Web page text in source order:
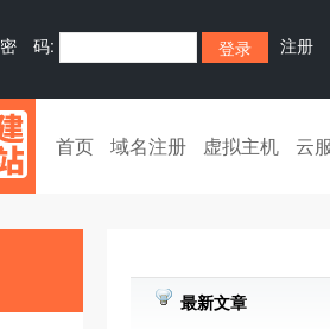
密 码: 注册
首页 域名注册 虚拟主机 云
最新文章